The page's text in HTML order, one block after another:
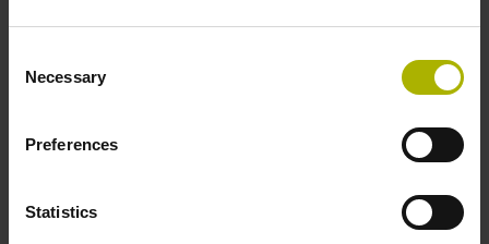
Selection
Necessary
Preferences
Statistics
Die Signale der Abtastköpfe des LINA
Diagnosewerte zur Signalqualität